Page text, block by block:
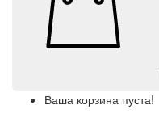
Ваша корзина пуста!